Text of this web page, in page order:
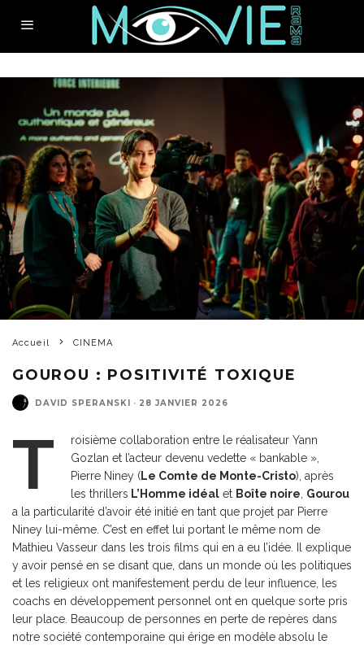
Accueil CINEMA
GOUROU : POSITIVITÉ TOXIQUE
DAVID SPERANSKI · 28 JANVIER 2026
T
roisième collaboration entre le réalisateur Yann
Gozlan et l’acteur devenu vedette « bankable »,
Pierre Niney (Le Comte de Monte-Cristo), après
les thrillers L’Homme idéal et Boîte noire, Gourou
a la particularité d’avoir été initié en tant que projet par Pierre
Niney lui-même. C’est en effet lui portant le même nom de
Mathieu Vasseur dans les trois films qui en a eu l’idée. Il explique
y avoir pensé en se disant que, dans un monde où les politiques
et les religieux ont manifestement perdu de leur influence, les
coachs en développement personnel ont en quelque sorte pris
leur place. Beaucoup de personnes en perte de repères dans
notre société contemporaine qui érige en modèle absolu le